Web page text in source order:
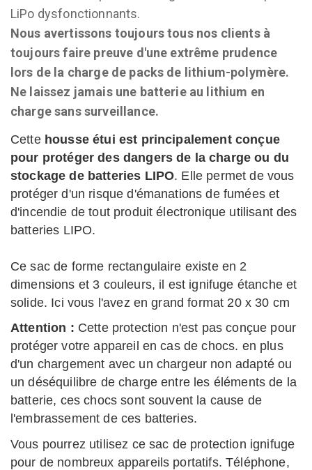
LiPo dysfonctionnants.
Nous avertissons toujours tous nos clients à
toujours faire preuve d'une extrême prudence
lors de la charge de packs de lithium-polymère.
Ne laissez jamais une batterie au lithium en
charge sans surveillance.
Cette housse étui est principalement conçue
pour protéger des dangers de la charge ou du
stockage de batteries LIPO. Elle permet de vous
protéger d'un risque d'émanations de fumées et
d'incendie de tout produit électronique utilisant des
batteries LIPO.
Ce sac de forme rectangulaire existe en 2
dimensions et 3 couleurs, il est ignifuge étanche et
solide. Ici vous l'avez en grand format 20 x 30 cm
Attention : Cette protection n'est pas conçue pour
protéger votre appareil en cas de chocs. en plus
d'un chargement avec un chargeur non adapté ou
un déséquilibre de charge entre les éléments de la
batterie, ces chocs sont souvent la cause de
l'embrassement de ces batteries.
Vous pourrez utilisez ce sac de protection ignifuge
pour de nombreux appareils portatifs. Téléphone,